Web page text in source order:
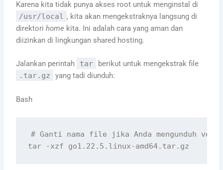
Karena kita tidak punya akses root untuk menginstal di
/usr/local
, kita akan mengekstraknya langsung di
direktorihome kita. Ini adalah cara yang aman dan
diizinkan di lingkungan shared hosting.
Jalankan perintah tar berikut untuk mengekstrak file
.tar.gz yang tadi diunduh:
Bash
# Ganti nama file jika Anda mengunduh